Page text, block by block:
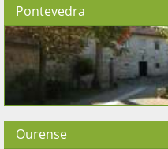
Pontevedra
Ourense